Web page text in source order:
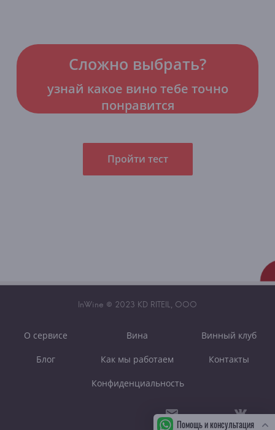
Помощь и консультация
Сложно выбрать?
узнай какое вино тебе точно
понравится
Пройти тест
InWine © 2023 KD RITEIL, OOO
О сервисе Вина Винный клуб
Блог Как мы работаем Контакты
Конфиденциальность